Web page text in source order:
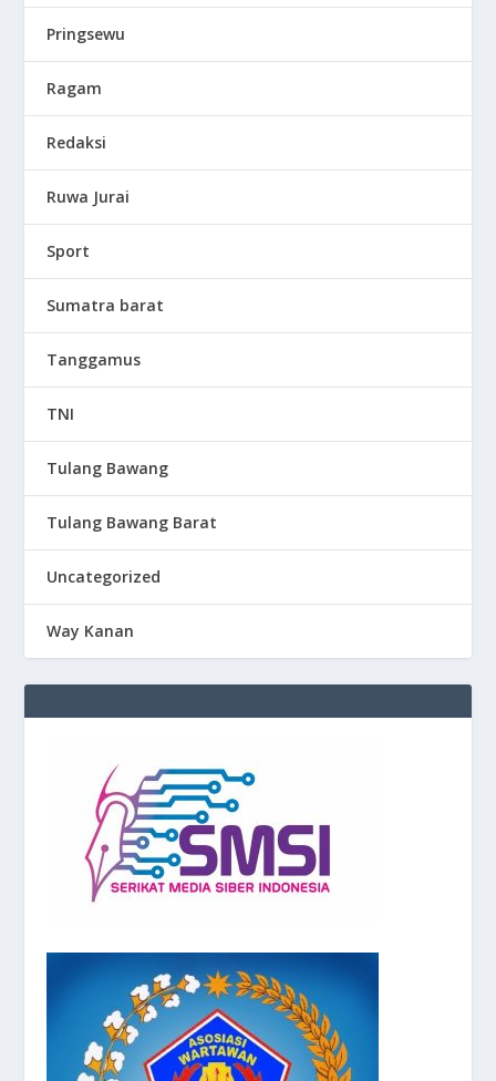
Pringsewu
Ragam
Redaksi
Ruwa Jurai
Sport
Sumatra barat
Tanggamus
TNI
Tulang Bawang
Tulang Bawang Barat
Uncategorized
Way Kanan